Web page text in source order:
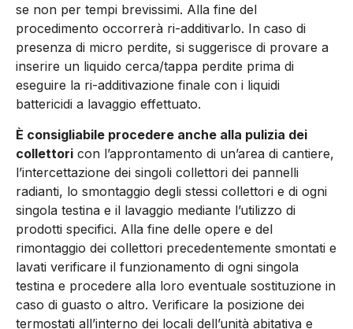
se non per tempi brevissimi. Alla fine del
procedimento occorrerà ri-additivarlo. In caso di
presenza di micro perdite, si suggerisce di provare a
inserire un liquido cerca/tappa perdite prima di
eseguire la ri-additivazione finale con i liquidi
battericidi a lavaggio effettuato.
È consigliabile procedere anche alla pulizia dei
collettori con l’approntamento di un’area di cantiere,
l’intercettazione dei singoli collettori dei pannelli
radianti, lo smontaggio degli stessi collettori e di ogni
singola testina e il lavaggio mediante l’utilizzo di
prodotti specifici. Alla fine delle opere e del
rimontaggio dei collettori precedentemente smontati e
lavati verificare il funzionamento di ogni singola
testina e procedere alla loro eventuale sostituzione in
caso di guasto o altro. Verificare la posizione dei
termostati all’interno dei locali dell’unità abitativa e